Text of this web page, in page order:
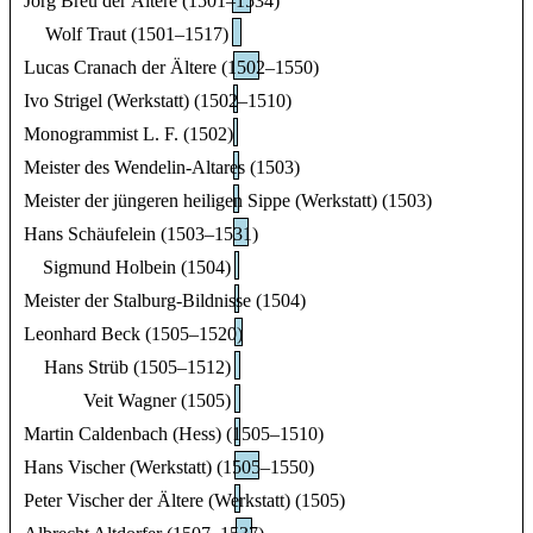
Wolf Traut (1501–1517)
Lucas Cranach der Ältere (1502–1550)
Ivo Strigel (Werkstatt) (1502–1510)
Monogrammist L. F. (1502)
Meister des Wendelin-Altares (1503)
Meister der jüngeren heiligen Sippe (Werkstatt) (1503)
Hans Schäufelein (1503–1531)
Sigmund Holbein (1504)
Meister der Stalburg-Bildnisse (1504)
Leonhard Beck (1505–1520)
Hans Strüb (1505–1512)
Veit Wagner (1505)
Martin Caldenbach (Hess) (1505–1510)
Hans Vischer (Werkstatt) (1505–1550)
Peter Vischer der Ältere (Werkstatt) (1505)